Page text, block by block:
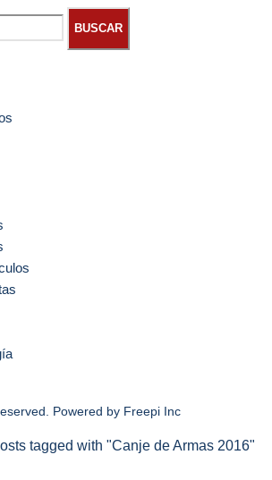
BUSCAR
Powered by Freepi Inc
tagged with "Canje de Armas 2016"